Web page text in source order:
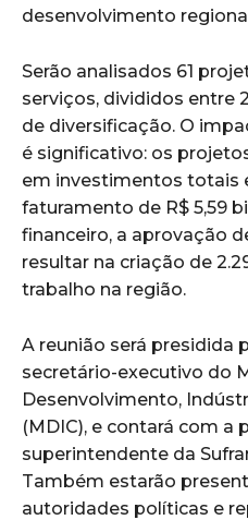
desenvolvimento
Serão analisados 61
serviços, divididos entre
de diversificação. O
é significativo: os
em investimentos totais
faturamento de R$ 5,59
financeiro, a aprovação
resultar na criação de
trabalho na região.
A reunião será presidida
secretário-executivo do
Desenvolvimento,
(MDIC), e contará com a
superintendente da
Também estarão
autoridades políticas e